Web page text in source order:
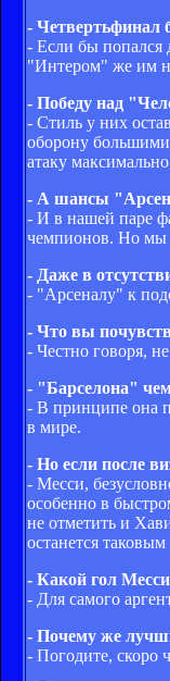
-
- Если бы попался
"Интером" же им
- Победу над
- Стиль у них
оборону большими
атаку
- А шансы
- И в нашей паре
чемпионов. Но мы
- Даже в
- "Арсеналу" к
- Что вы
- Честно говоря,
- "Барселона"
- В принципе она
в мире.
- Но если после
- Месси,
особенно в
не отметить и
останется
- Какой гол
- Для самого
- Почему же
- Погодите, скоро